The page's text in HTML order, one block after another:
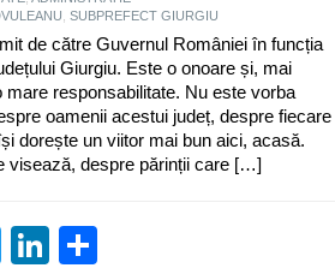
SUBPREFECT GIURGIU
de către Guvernul României în funcția
Giurgiu. Este o onoare și, mai
mare responsabilitate. Nu este vorba
oamenii acestui județ, despre fiecare
dorește un viitor mai bun aici, acasă.
visează, despre părinții care […]
TwitterLinkedIn